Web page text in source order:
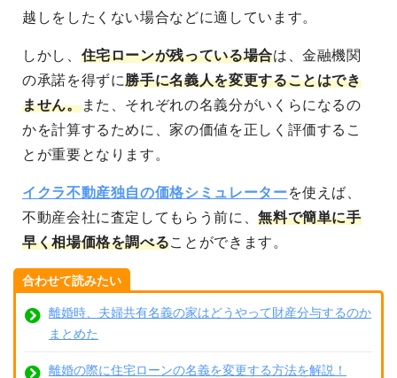
越しをしたくない場合などに適しています。
しかし、 住宅ローンが残っている場合は、金融機関
の承諾を得ずに勝手に名義人を変更することはでき
ません。また、それぞれの名義分がいくらになるの
かを計算するために、家の価値を正しく評価するこ
とが重要となります。
イクラ不動産独自の価格シミュレーターを使えば、
不動産会社に査定してもらう前に、無料で簡単に手
早く相場価格を調べることができます。
合わせて読みたい
離婚時、夫婦共有名義の家はどうやって財産分与するのか
まとめた
離婚の際に住宅ローンの名義を変更する方法を解説！